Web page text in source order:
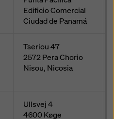
Edificio Comercial
Ciudad de Panamá
Tseriou 47
2572Pera Chorio
Nisou, Nicosia
Ullsvej 4
4600Køge